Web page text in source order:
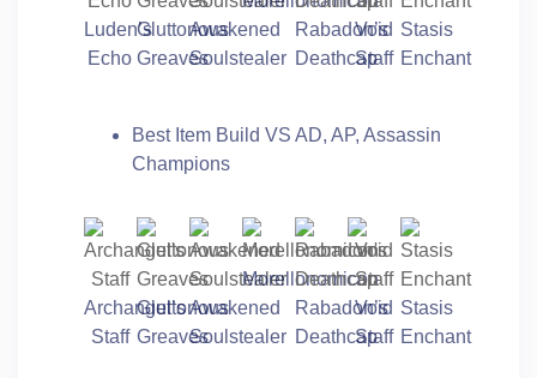
Luden’s
Echo
Gluttonous
Greaves
Awakened
Soulstealer
Rabadon’s
Deathcap
Void
Staff
Stasis
Enchant
Best Item Build VS AD, AP, Assassin
Champions
Archangel’s
Staff
Gluttonous
Greaves
Awakened
Soulstealer
Morellonomicon
Rabadon’s
Deathcap
Void
Staff
Stasis
Enchant